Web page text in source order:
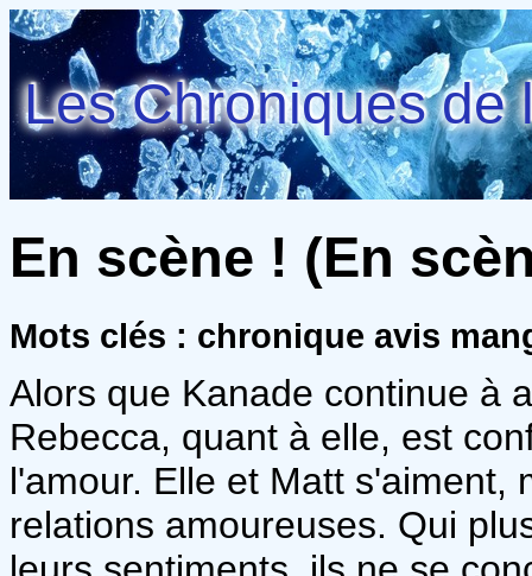
Les Chroniques de
En scène ! (En
Mots clés : chronique avis
Alors que Kanade continue à
Rebecca, quant à elle, est
l'amour. Elle et Matt s'aiment,
relations amoureuses. Qui